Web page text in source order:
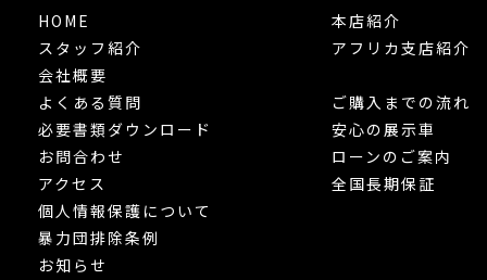
HOME
スタッフ紹介
会社概要
本店紹介
アフリカ支店紹介
よくある質問
必要書類ダウンロード
お問合わせ
アクセス
個人情報保護について
暴力団排除条例
お知らせ
ご購入までの流れ
安心の展示車
ローンのご案内
全国長期保証